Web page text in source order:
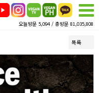
오늘방문 5,094 / 총방문 81,035,808
목록